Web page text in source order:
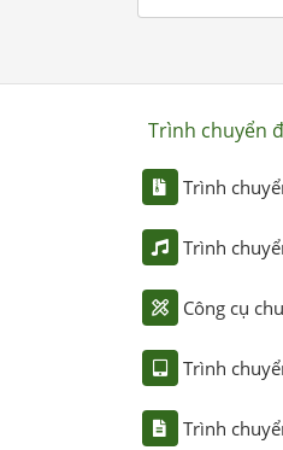
Trình chuyển
Trình
Trình
Công cụ
Trình
Trình